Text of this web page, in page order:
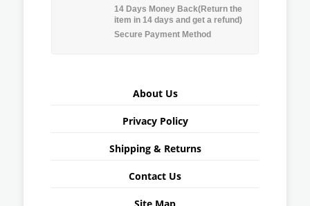
14 Days Money Back(Return the
item in 14 days and get a refund)
Secure Payment Method
About Us
Privacy Policy
Shipping & Returns
Contact Us